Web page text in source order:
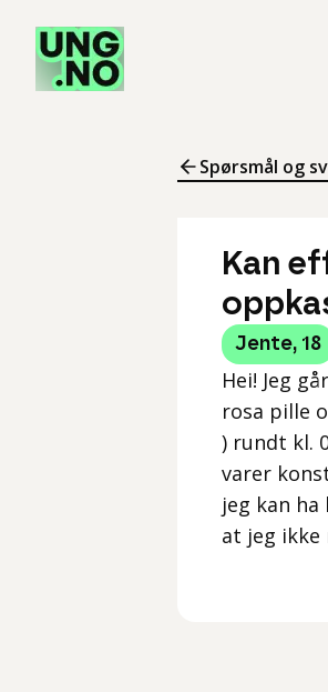
Spørsmål og
Kan
Jente, 18
Hei! Jeg
rosa pille
) rundt kl.
varer
jeg kan
at jeg ikke